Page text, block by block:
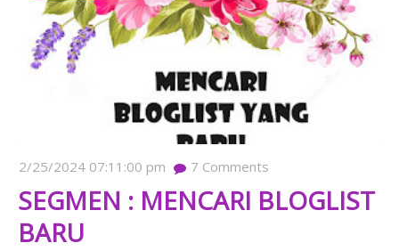
2/25/2024 07:11:00 pm 7 Comments
SEGMEN : MENCARI BLOGLIST
BARU